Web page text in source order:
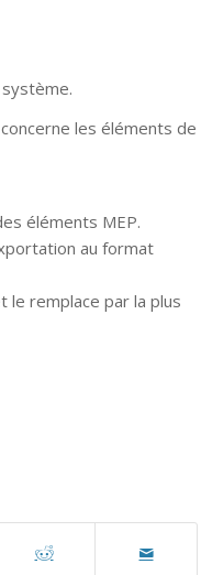
les éléments de
éléments MEP.
au format
le remplace par la plus